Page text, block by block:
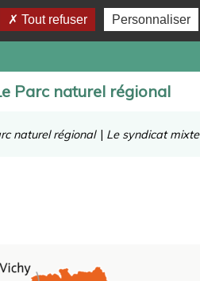
Parc naturel régional
naturel régional | Le syndicat mixte
Tout refuser Personnaliser